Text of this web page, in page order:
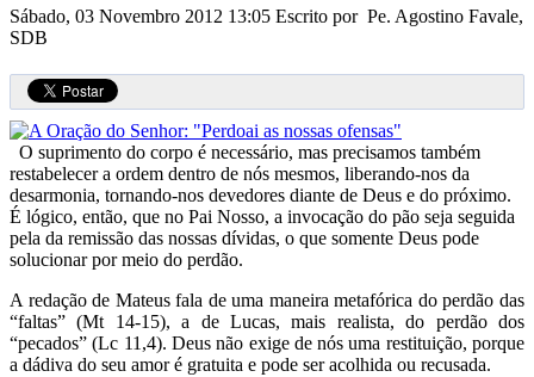
Sábado, 03 Novembro 2012 13:05 Escrito por Pe. Agostino Favale,
SDB
O suprimento do corpo é necessário, mas precisamos também
restabelecer a ordem dentro de nós mesmos, liberando-nos da
desarmonia, tornando-nos devedores diante de Deus e do próximo.
É lógico, então, que no Pai Nosso, a invocação do pão seja seguida
pela da remissão das nossas dívidas, o que somente Deus pode
solucionar por meio do perdão.
A redação de Mateus fala de uma maneira metafórica do perdão das
“faltas” (Mt 14-15), a de Lucas, mais realista, do perdão dos
“pecados” (Lc 11,4). Deus não exige de nós uma restituição, porque
a dádiva do seu amor é gratuita e pode ser acolhida ou recusada.